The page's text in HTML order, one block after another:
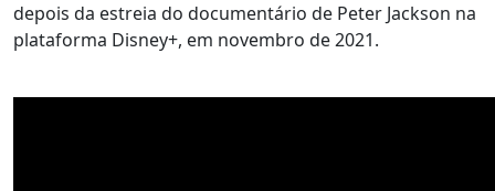
depois da estreia do documentário de Peter Jackson na
plataforma Disney+, em novembro de 2021.